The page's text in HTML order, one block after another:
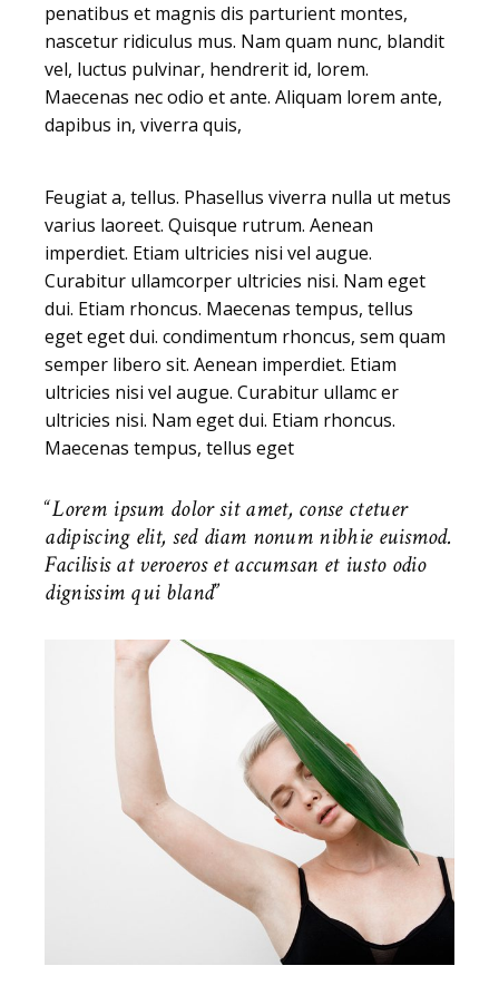
penatibus et magnis dis parturient montes,
nascetur ridiculus mus. Nam quam nunc, blandit
vel, luctus pulvinar, hendrerit id, lorem.
Maecenas nec odio et ante. Aliquam lorem ante,
dapibus in, viverra quis,
Feugiat a, tellus. Phasellus viverra nulla ut metus
varius laoreet. Quisque rutrum. Aenean
imperdiet. Etiam ultricies nisi vel augue.
Curabitur ullamcorper ultricies nisi. Nam eget
dui. Etiam rhoncus. Maecenas tempus, tellus
eget eget dui. condimentum rhoncus, sem quam
semper libero sit. Aenean imperdiet. Etiam
ultricies nisi vel augue. Curabitur ullamc er
ultricies nisi. Nam eget dui. Etiam rhoncus.
Maecenas tempus, tellus eget
Lorem ipsum dolor sit amet, conse ctetuer
adipiscing elit, sed diam nonum nibhie euismod.
Facilisis at veroeros et accumsan et iusto odio
dignissim qui bland